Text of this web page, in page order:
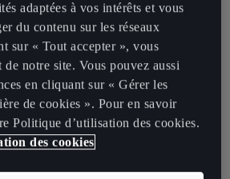
les transports en commun.
et la classe énergétique des modèles
suivants :
,Formentor ,Leon,Leon Sportstourer
adaptées à vos intérêts et vous
du contenu sur les réseaux
sur « Tout accepter », vous
notre site. Vous pouvez aussi
en cliquant sur « Gérer les
de cookies ». Pour en savoir
Politique d’utilisation des cookies.
des cookies